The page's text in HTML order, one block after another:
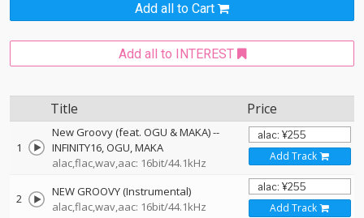
Add all to Cart
Add all to INTEREST
Title Price
1
New Groovy (feat. OGU & MAKA)--
INFINITY16 OGU MAKA
alac,flac,wav,aac: 16bit/44.1kHz
Add Track
2
NEW GROOVY (Instrumental)
alac,flac,wav,aac: 16bit/44.1kHz
Add Track